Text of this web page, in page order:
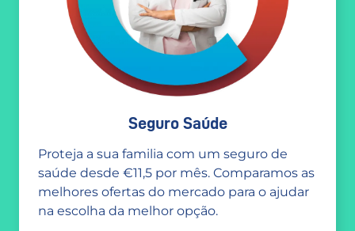
Seguro Saúde
Proteja a sua familia com um seguro de
saúde desde €11,5 por mês. Comparamos as
melhores ofertas do mercado para o ajudar
na escolha da melhor opção.